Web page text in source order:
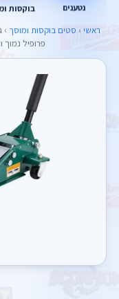
נטענים בוקסות
ראשי › סטים בוקסות ומוסך
פרופיל